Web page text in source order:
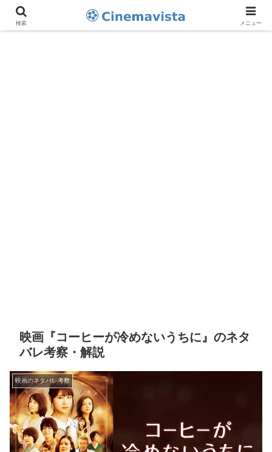
映画『コーヒーが冷めないうちに』のネタ
バレ考察・解説
映画のネタバレ考察
検索 メニュー